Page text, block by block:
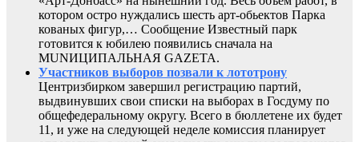
котором остро нуждались шесть арт-обьектов Парка
кованых фигур,… Сообщение Известный парк
готовится к юбилею появились сначала на
MUNИЦИПАЛЬНАЯ GAZЕТА.
Участников выборов позвали к лототрону
Центризбирком завершил регистрацию партий,
выдвинувших свои списки на выборах в Госдуму по
общефедеральному округу. Всего в бюллетене их будет
11, и уже на следующей неделе комиссия планирует